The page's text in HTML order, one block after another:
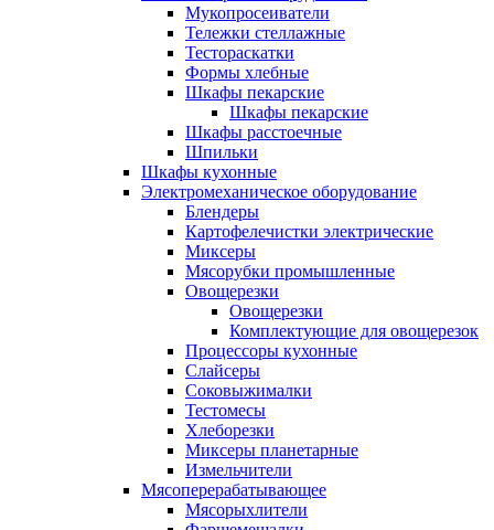
Мукопросеиватели
Тележки стеллажные
Тестораскатки
Формы хлебные
Шкафы пекарские
Шкафы пекарские
Шкафы расстоечные
Шпильки
Шкафы кухонные
Электромеханическое оборудование
Блендеры
Картофелечистки электрические
Миксеры
Мясорубки промышленные
Овощерезки
Овощерезки
Комплектующие для овощерезок
Процессоры кухонные
Слайсеры
Соковыжималки
Тестомесы
Хлеборезки
Миксеры планетарные
Измельчители
Мясоперерабатывающее
Мясорыхлители